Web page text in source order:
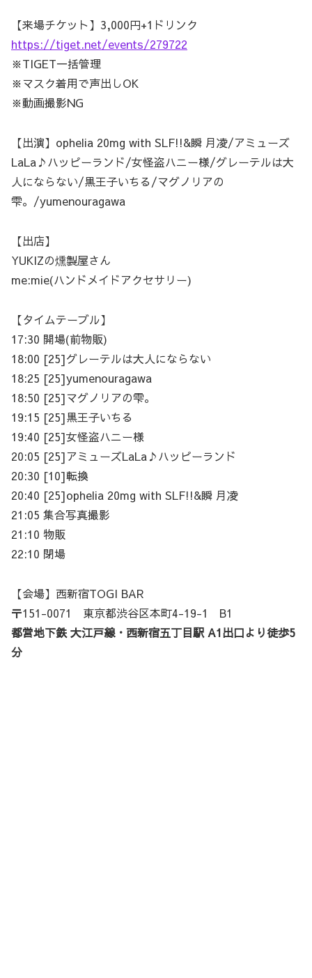
【来場チケット】3,000円+1ドリンク
https://tiget.net/events/279722
※TIGET一括管理
※マスク着用で声出しOK
※動画撮影NG
【出演】ophelia 20mg with SLF!!&瞬 月凌/アミューズ
LaLa♪ハッピーランド/女怪盗ハニー様/グレーテルは大
人にならない/黒王子いちる/マグノリアの
雫。/yumenouragawa
【出店】
YUKIZの燻製屋さん
me:mie(ハンドメイドアクセサリー)
【タイムテーブル】
17:30 開場(前物販)
18:00 [25]グレーテルは大人にならない
18:25 [25]yumenouragawa
18:50 [25]マグノリアの雫。
19:15 [25]黒王子いちる
19:40 [25]女怪盗ハニー様
20:05 [25]アミューズLaLa♪ハッピーランド
20:30 [10]転換
20:40 [25]ophelia 20mg with SLF!!&瞬 月凌
21:05 集合写真撮影
21:10 物販
22:10 閉場
【会場】西新宿TOGI BAR
〒151-0071 東京都渋谷区本町4-19-1 B1
都営地下鉄 大江戸線・西新宿五丁目駅 A1出口より徒歩5
分